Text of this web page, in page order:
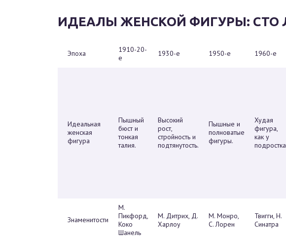
ИДЕАЛЫ ЖЕНСКОЙ ФИГУРЫ: СТО
Эпоха
1910-20-
е
1930-е 1950-е 1960-е
Идеальная
женская
фигура
Пышный
бюст и
тонкая
талия.
Высокий
рост,
стройность и
подтянутость.
Пышные и
полноватые
фигуры.
Худая
фигура,
как у
Знаменитости
М.
Пикфорд,
Коко
Шанель
М. Дитрих, Д.
Харлоу
М. Монро,
С. Лорен
Твигги, Н.
Синатра